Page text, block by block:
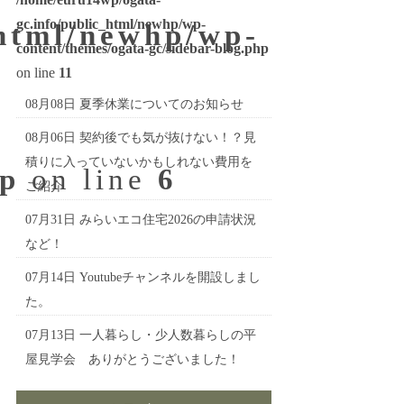
newhp/wp-
on line 6
gc.info/public_html/newhp/wp-
content/themes/ogata-gc/sidebar-blog.php
on line 11
08月08日 夏季休業についてのお知らせ
08月06日 契約後でも気が抜けない！？見
積りに入っていないかもしれない費用を
ご紹介
07月31日 みらいエコ住宅2026の申請状況
など！
07月14日 Youtubeチャンネルを開設しまし
た。
07月13日 一人暮らし・少人数暮らしの平
屋見学会 ありがとうございました！